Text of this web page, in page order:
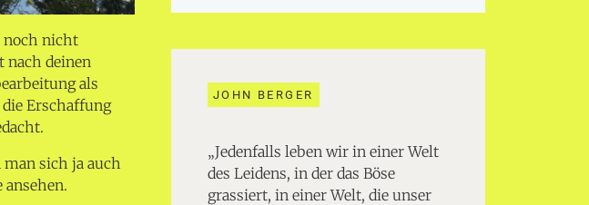
noch nicht
nach deinen
als
die Erschaffung
sich ja auch
JOHN BERGER
„Jedenfalls leben wir in einer Welt
des Leidens, in der das Böse
grassiert, in einer Welt, die unser